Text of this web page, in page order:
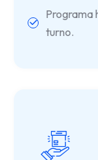
Programa
turno.